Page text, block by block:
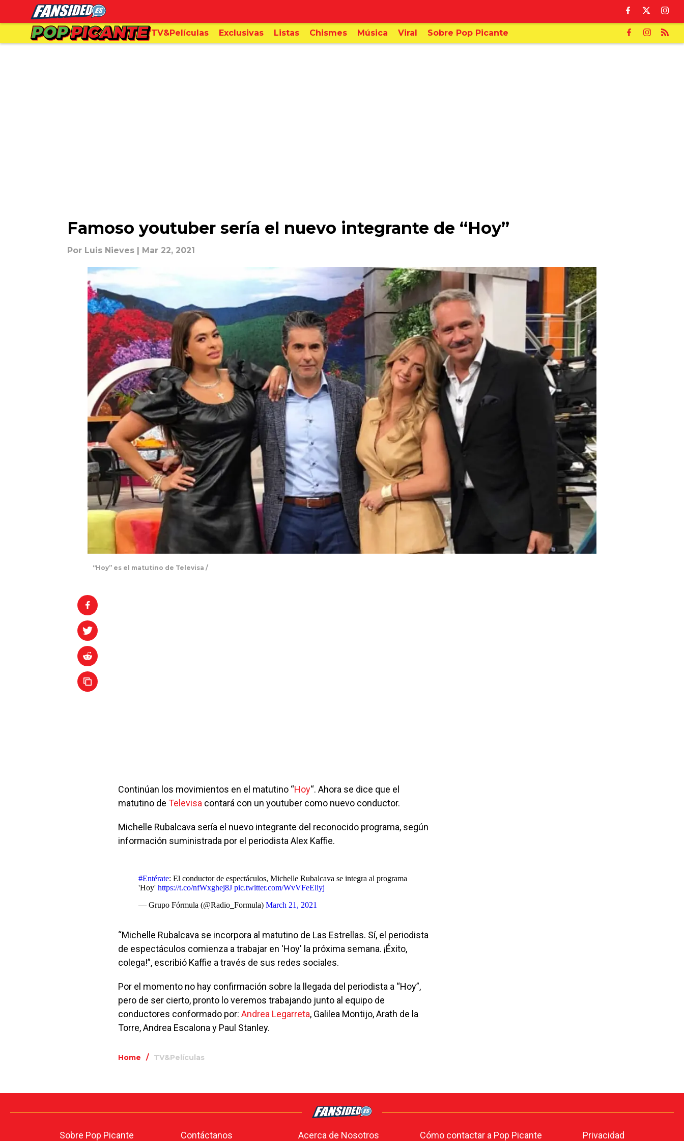
TV&Películas Exclusivas Listas Chismes Música Viral Sobre Pop Picante
Famoso youtuber sería el nuevo integrante de “Hoy”
Por Luis Nieves | Mar 22, 2021
“Hoy” es el matutino de Televisa /
Continúan los movimientos en el matutino “Hoy“. Ahora se dice que el
matutino de Televisa contará con un youtuber como nuevo conductor.
Michelle Rubalcava sería el nuevo integrante del reconocido programa, según
información suministrada por el periodista Alex Kaffie.
#Entérate: El conductor de espectáculos, Michelle Rubalcava se integra al programa
'Hoy' https://t.co/nfWxghej8J pic.twitter.com/WvVFeEliyj
— Grupo Fórmula (@Radio_Formula) March 21, 2021
“Michelle Rubalcava se incorpora al matutino de Las Estrellas. Sí, el periodista
de espectáculos comienza a trabajar en 'Hoy' la próxima semana. ¡Éxito,
colega!”, escribió Kaffie a través de sus redes sociales.
Por el momento no hay confirmación sobre la llegada del periodista a “Hoy”,
pero de ser cierto, pronto lo veremos trabajando junto al equipo de
conductores conformado por: Andrea Legarreta, Galilea Montijo, Arath de la
Torre, Andrea Escalona y Paul Stanley.
Home / TV&Películas
Sobre Pop Picante Contáctanos Acerca de Nosotros Cómo contactar a Pop Picante Privacidad